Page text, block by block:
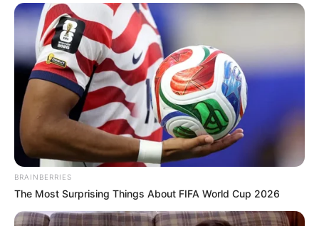
BRAINBERRIES
The Most Surprising Things About FIFA World Cup 2026